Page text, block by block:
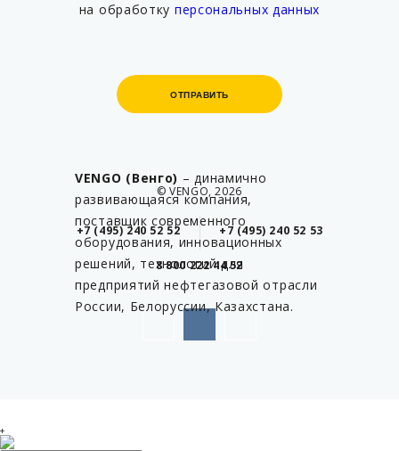
на обработку персональных данных
ОТПРАВИТЬ
ОТПРАВИТЬ
© VENGO, 2026
+7 (495) 240 52 52 +7 (495) 240 52 53
8 800 222 44 52
VENGO (Венго) – динамично
развивающаяся компания,
поставщик современного
оборудования, инновационных
решений, технологий для
предприятий нефтегазовой отрасли
России, Белоруссии, Казахстана.
+